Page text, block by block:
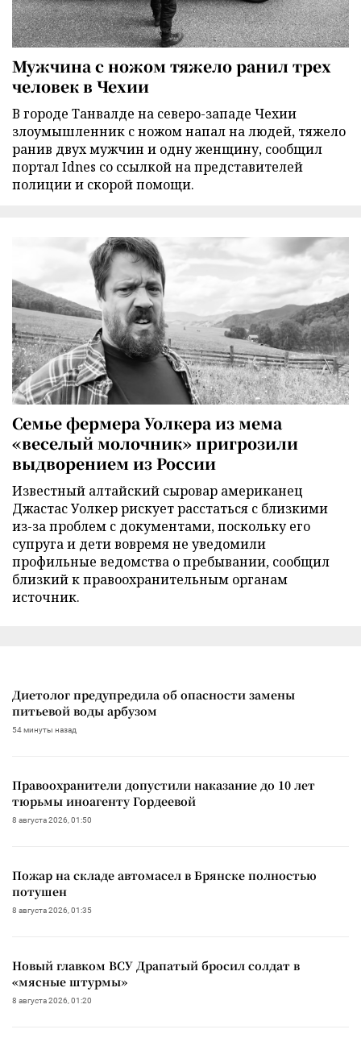
Мужчина с ножом тяжело ранил трех
человек в Чехии
В городе Танвалде на северо-западе Чехии
злоумышленник с ножом напал на людей, тяжело
ранив двух мужчин и одну женщину, сообщил
портал Idnes со ссылкой на представителей
полиции и скорой помощи.
Семье фермера Уолкера из мема
«веселый молочник» пригрозили
выдворением из России
Известный алтайский сыровар американец
Джастас Уолкер рискует расстаться с близкими
из-за проблем с документами, поскольку его
супруга и дети вовремя не уведомили
профильные ведомства о пребывании, сообщил
близкий к правоохранительным органам
источник.
Диетолог предупредила об опасности замены
питьевой воды арбузом
54 минуты назад
Правоохранители допустили наказание до 10 лет
тюрьмы иноагенту Гордеевой
8 августа 2026, 01:50
Пожар на складе автомасел в Брянске полностью
потушен
8 августа 2026, 01:35
Новый главком ВСУ Драпатый бросил солдат в
«мясные штурмы»
8 августа 2026, 01:20